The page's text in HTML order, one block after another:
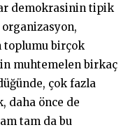
demokrasinin tipik
toplumu birçok
muhtemelen birkaç
çok fazla
daha önce de
tam da bu